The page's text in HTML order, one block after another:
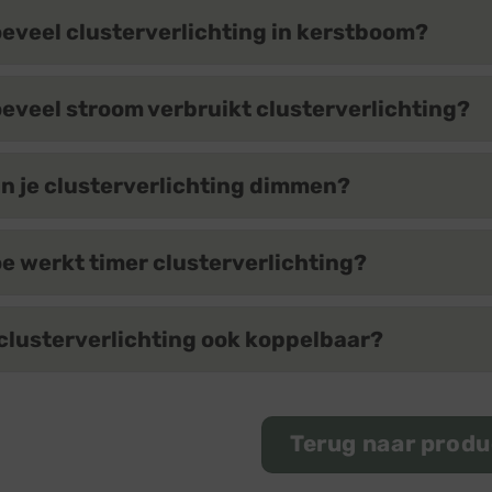
clusterverlichting in kerstboom?
stroom verbruikt clusterverlichting?
je clusterverlichting dimmen?
werkt timer clusterverlichting?
ook koppelbaar?
Terug naar